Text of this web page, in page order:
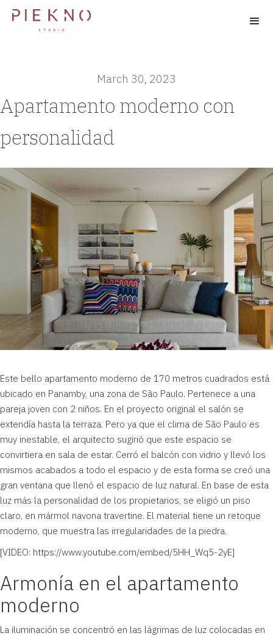
March 30, 2023
Apartamento moderno con
personalidad
Este bello apartamento moderno de 170 metros cuadrados está
ubicado en Panamby, una zona de São Paulo. Pertenece a una
pareja joven con 2 niños. En el proyecto original el salón se
extendía hasta la terraza. Pero ya que el clima de São Paulo es
muy inestable, el arquitecto sugirió que este espacio se
convirtiera en sala de estar. Cerró el balcón con vidrio y llevó los
mismos acabados a todo el espacio y de esta forma se creó una
gran ventana que llenó el espacio de luz natural. En base de esta
luz más la personalidad de los propietarios, se eligió un piso
claro, en mármol navona travertine. El material tiene un retoque
moderno, que muestra las irregularidades de la piedra.
[VIDEO: https://www.youtube.com/embed/5HH_Wq5-2yE]
Armonía en el apartamento
moderno
La iluminación se concentró en las lágrimas de luz colocadas en